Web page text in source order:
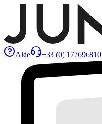
Aide +33 (0) 177696810